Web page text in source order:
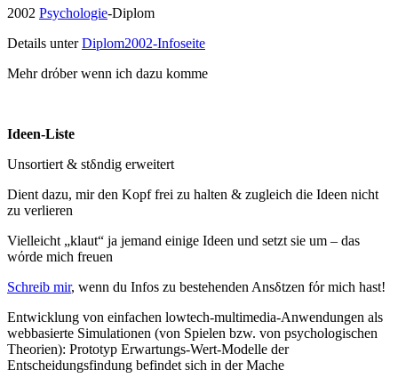
2002 Psychologie-Diplom
Details unterDiplom2002-Infoseite
Mehr drόber wenn ich dazu komme
Ideen-Liste
Unsortiert & stδndig erweitert
Dient dazu, mir den Kopf frei zu halten & zugleich die Ideen nicht
zu verlieren
Vielleicht „klaut“ ja jemand einige Ideen und setzt sie um – das
wόrde mich freuen
Schreib mir, wenn du Infos zu bestehenden Ansδtzen fόr mich hast!
Entwicklung von einfachen lowtech-multimedia-Anwendungen als
webbasierte Simulationen (von Spielen bzw. von psychologischen
Theorien): Prototyp Erwartungs-Wert-Modelle der
Entscheidungsfindung befindet sich in der Mache